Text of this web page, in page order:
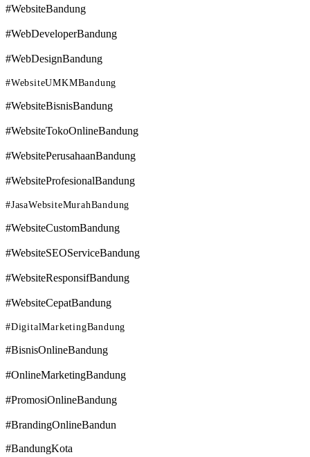
#WebsiteBandung
#WebDeveloperBandung
#WebDesignBandung
#WebsiteUMKMBandung
#WebsiteBisnisBandung
#WebsiteTokoOnlineBandung
#WebsitePerusahaanBandung
#WebsiteProfesionalBandung
#JasaWebsiteMurahBandung
#WebsiteCustomBandung
#WebsiteSEOServiceBandung
#WebsiteResponsifBandung
#WebsiteCepatBandung
#DigitalMarketingBandung
#BisnisOnlineBandung
#OnlineMarketingBandung
#PromosiOnlineBandung
#BrandingOnlineBandun
#BandungKota